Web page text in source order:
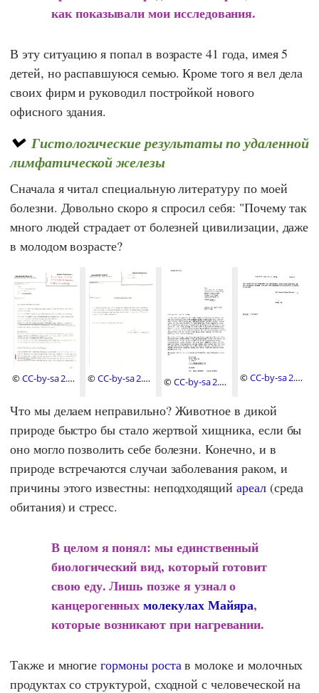
как показывали мои исследования.
В эту ситуацию я попал в возрасте 41 года, имея 5
детей, но распавшуюся семью. Кроме того я вел дела
своих фирм и руководил постройкой нового
офисного здания.
Гистологические результаты по удаленной
лимфатической железы
Сначала я читал специальную литературу по моей
болезни. Довольно скоро я спросил себя: "Почему так
много людей страдает от болезней цивилизации, даже
в молодом возрасте?
©CC-by-sa 2.0,
©CC-by-sa 2.0,
©CC-by-sa 2.0,
©CC-by-sa 2.0,
Что мы делаем неправильно? Животное в дикой
природе быстро бы стало жертвой хищника, если бы
оно могло позволить себе болезни. Конечно, и в
природе встречаются случаи заболевания раком, и
причины этого известны: неподходящийареал(среда
обитания) и стресс.
В целом я понял: мы единственный
биологический вид, который готовит
свою еду. Лишь позже я узнал о
канцерогенныхмолекулах Майяра,
которые возникают при нагревании.
Также и многиегормоны роста в молоке и молочных
продуктах со структурой, сходной с человеческой на